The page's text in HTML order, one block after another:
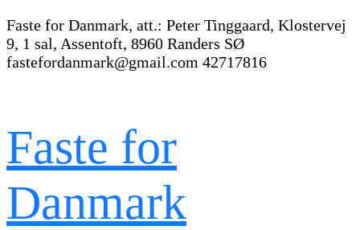
Faste for Danmark, att.: Peter Tinggaard, Klostervej
9, 1 sal, Assentoft, 8960 Randers SØ
fastefordanmark@gmail.com 42717816
Faste for
Danmark